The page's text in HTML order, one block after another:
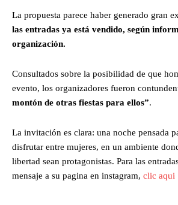
La propuesta parece haber generado gran
las entradas ya está vendido, según
organización.
Consultados sobre la posibilidad de que
evento, los organizadores fueron
montón de otras fiestas para ellos”.
La invitación es clara: una noche pensada
disfrutar entre mujeres, en un ambiente
libertad sean protagonistas. Para las
mensaje a su pagina en instagram, clic aqui